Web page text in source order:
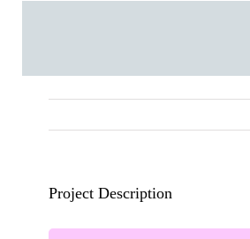
Project Description